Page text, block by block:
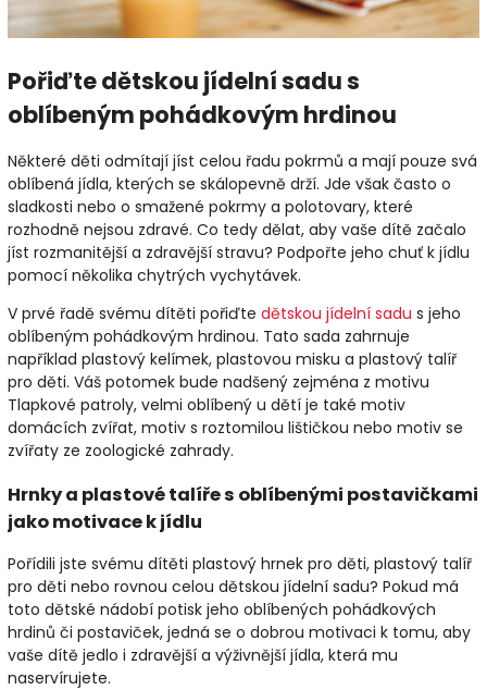
Pořiďte dětskou jídelní sadu s
oblíbeným pohádkovým hrdinou
Některé děti odmítají jíst celou řadu pokrmů a mají pouze svá
oblíbená jídla, kterých se skálopevně drží. Jde však často o
sladkosti nebo o smažené pokrmy a polotovary, které
rozhodně nejsou zdravé. Co tedy dělat, aby vaše dítě začalo
jíst rozmanitější a zdravější stravu? Podpořte jeho chuť k jídlu
pomocí několika chytrých vychytávek.
V prvé řadě svému dítěti pořiďte dětskou jídelní sadu s jeho
oblíbeným pohádkovým hrdinou. Tato sada zahrnuje
například plastový kelímek, plastovou misku a plastový talíř
pro děti. Váš potomek bude nadšený zejména z motivu
Tlapkové patroly, velmi oblíbený u dětí je také motiv
domácích zvířat, motiv s roztomilou lištičkou nebo motiv se
zvířaty ze zoologické zahrady.
Hrnky a plastové talíře s oblíbenými postavičkami
jako motivace k jídlu
Pořídili jste svému dítěti plastový hrnek pro děti, plastový talíř
pro děti nebo rovnou celou dětskou jídelní sadu? Pokud má
toto dětské nádobí potisk jeho oblíbených pohádkových
hrdinů či postaviček, jedná se o dobrou motivaci k tomu, aby
vaše dítě jedlo i zdravější a výživnější jídla, která mu
naservírujete.